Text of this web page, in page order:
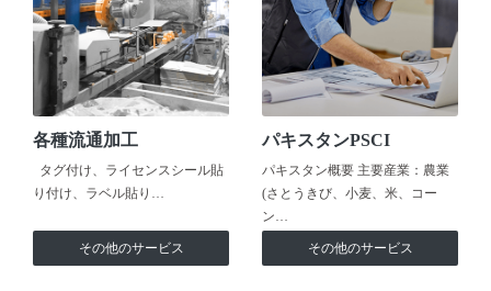
各種流通加工
タグ付け、ライセンスシール貼
り付け、ラベル貼り…
その他のサービス
パキスタンPSCI
パキスタン概要 主要産業：農業
(さとうきび、小麦、米、コー
ン…
その他のサービス